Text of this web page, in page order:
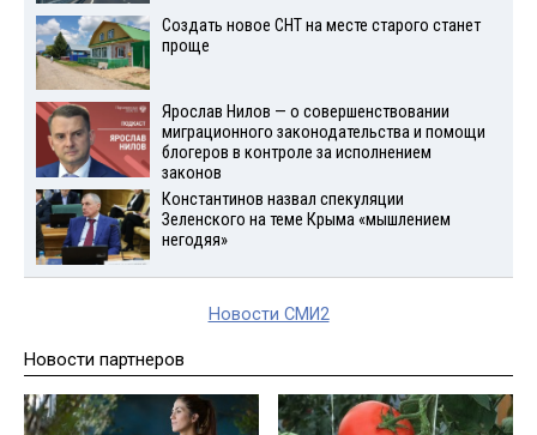
Создать новое СНТ на месте старого станет
проще
Ярослав Нилов — о совершенствовании
миграционного законодательства и помощи
блогеров в контроле за исполнением
законов
Константинов назвал спекуляции
Зеленского на теме Крыма «мышлением
негодяя»
Новости СМИ2
Новости партнеров